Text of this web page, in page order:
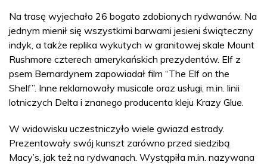
Na trasę wyjechało 26 bogato zdobionych rydwanów. Na
jednym mienił się wszystkimi barwami jesieni świąteczny
indyk, a także replika wykutych w granitowej skale Mount
Rushmore czterech amerykańskich prezydentów. Elf z
psem Bernardynem zapowiadał film “The Elf on the
Shelf”. Inne reklamowały musicale oraz usługi, m.in. linii
lotniczych Delta i znanego producenta kleju Krazy Glue.
W widowisku uczestniczyło wiele gwiazd estrady.
Prezentowały swój kunszt zarówno przed siedzibą
Macy’s, jak też na rydwanach. Wystąpiła m.in. nazywana